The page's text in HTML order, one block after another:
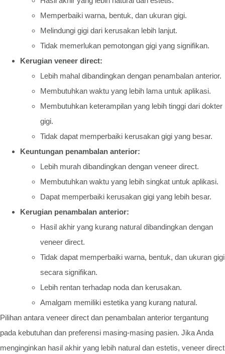
Memperbaiki warna, bentuk, dan ukuran gigi.
Melindungi gigi dari kerusakan lebih lanjut.
Tidak memerlukan pemotongan gigi yang signifikan.
Kerugian veneer direct:
Lebih mahal dibandingkan dengan penambalan anterior.
Membutuhkan waktu yang lebih lama untuk aplikasi.
Membutuhkan keterampilan yang lebih tinggi dari dokter
gigi.
Tidak dapat memperbaiki kerusakan gigi yang besar.
Keuntungan penambalan anterior:
Lebih murah dibandingkan dengan veneer direct.
Membutuhkan waktu yang lebih singkat untuk aplikasi.
Dapat memperbaiki kerusakan gigi yang lebih besar.
Kerugian penambalan anterior:
Hasil akhir yang kurang natural dibandingkan dengan
veneer direct.
Tidak dapat memperbaiki warna, bentuk, dan ukuran gigi
secara signifikan.
Lebih rentan terhadap noda dan kerusakan.
Amalgam memiliki estetika yang kurang natural.
Pilihan antara veneer direct dan penambalan anterior tergantung
pada kebutuhan dan preferensi masing-masing pasien. Jika Anda
menginginkan hasil akhir yang lebih natural dan estetis, veneer direct